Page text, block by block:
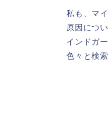
私も、マ
原因につ
インドガ
色々と検